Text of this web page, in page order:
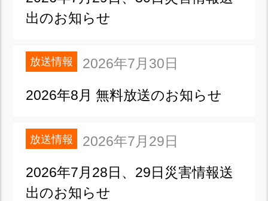
出のお知らせ
放送情報 2026年7月30日
2026年8月 無料放送のお知らせ
放送情報 2026年7月29日
2026年7月28日、29日災害情報送
出のお知らせ